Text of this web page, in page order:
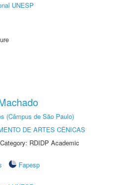
UNESP
(Câmpus de São Paulo)
DE ARTES CÊNICAS
RDIDP Academic
Fapesp